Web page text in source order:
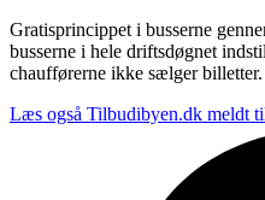
Gratisprincippet i busserne
busserne i hele driftsdøgnet
chaufførerne ikke sælger billetter.
Læs også Tilbudibyen.dk meldt